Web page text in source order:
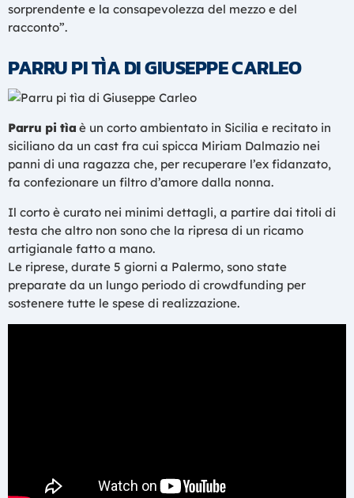
sorprendente e la consapevolezza del mezzo e del
racconto”.
PARRU PI TÌA DI GIUSEPPE CARLEO
Parru pi tìa è un corto ambientato in Sicilia e recitato in
siciliano da un cast fra cui spicca Miriam Dalmazio nei
panni di una ragazza che, per recuperare l’ex fidanzato,
fa confezionare un filtro d’amore dalla nonna.
Il corto è curato nei minimi dettagli, a partire dai titoli di
testa che altro non sono che la ripresa di un ricamo
artigianale fatto a mano.
Le riprese, durate 5 giorni a Palermo, sono state
preparate da un lungo periodo di crowdfunding per
sostenere tutte le spese di realizzazione.